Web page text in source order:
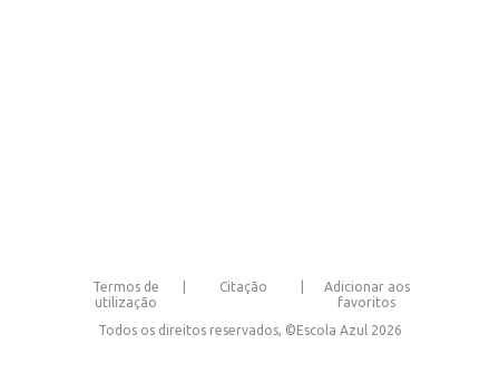
Termos de
utilização
Citação
Adicionar aos
favoritos
Todos os direitos reservados, ©Escola Azul 2026